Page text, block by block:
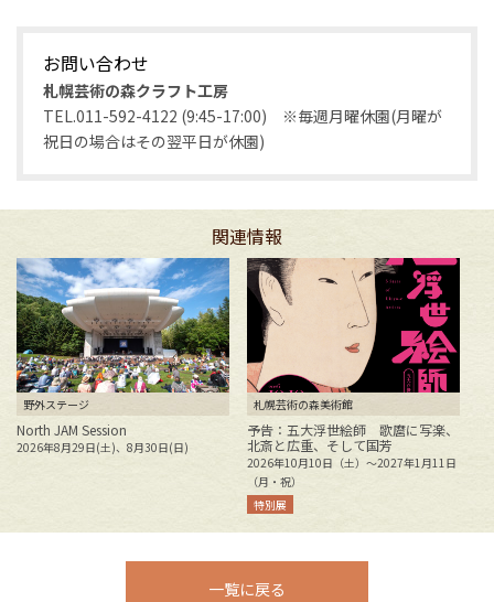
お問い合わせ
札幌芸術の森クラフト工房
TEL.011-592-4122 (9:45-17:00) ※毎週月曜休園(月曜が
祝日の場合はその翌平日が休園)
関連情報
野外ステージ
North JAM Session
2026年8月29日(土)、8月30日(日)
札幌芸術の森美術館
予告：五大浮世絵師 歌麿に写楽、
北斎と広重、そして国芳
2026年10月10日（土）～2027年1月11日
（月・祝）
特別展
一覧に戻る